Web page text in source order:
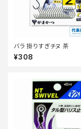
バラ 掛りすぎチヌ 茶
¥308